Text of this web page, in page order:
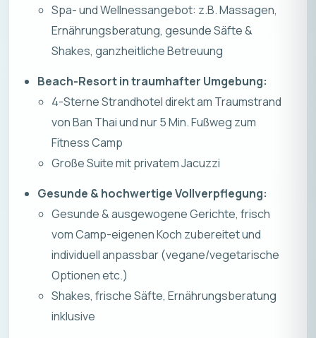
Spa- und Wellnessangebot: z.B. Massagen,
Ernährungsberatung, gesunde Säfte &
Shakes, ganzheitliche Betreuung
Beach-Resort in traumhafter Umgebung:
4-Sterne Strandhotel direkt am Traumstrand
von Ban Thai und nur 5 Min. Fußweg zum
Fitness Camp
Große Suite mit privatem Jacuzzi
Gesunde & hochwertige Vollverpflegung:
Gesunde & ausgewogene Gerichte, frisch
vom Camp-eigenen Koch zubereitet und
individuell anpassbar (vegane/vegetarische
Optionen etc.)
Shakes, frische Säfte, Ernährungsberatung
inklusive